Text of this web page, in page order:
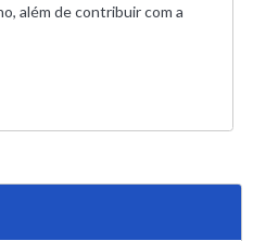
além de contribuir com a